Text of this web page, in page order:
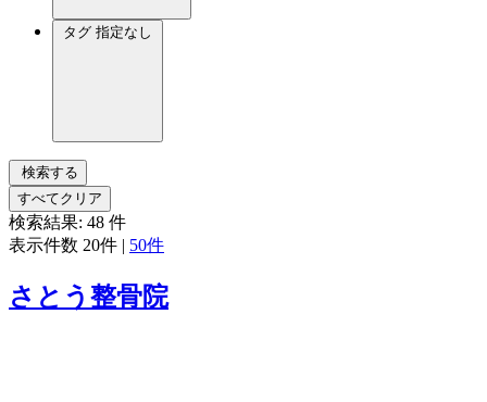
タグ 指定なし
検索する
すべてクリア
検索結果: 48 件
表示件数 20件 | 50件
さとう整骨院